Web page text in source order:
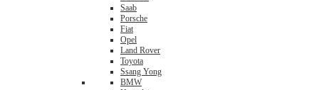
Saab
Porsche
Fiat
Opel
Land Rover
Toyota
Ssang Yong
BMW